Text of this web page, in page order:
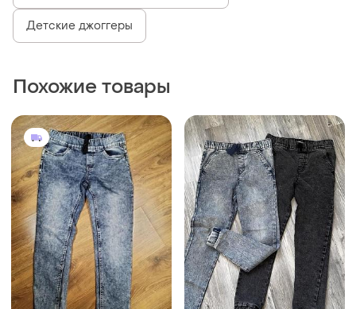
Детские джоггеры
Похожие товары